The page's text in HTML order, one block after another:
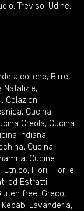
, Treviso, Udine,
alcoliche, Birre,
Natalizie,
, Colazioni,
, Cucina
Creola, Cucina
Indiana,
, Cucina
, Cucine
, Etnico, Fiori, Fiori e
ed Estratti,
free, Greco,
Kebab, Lavanderia,